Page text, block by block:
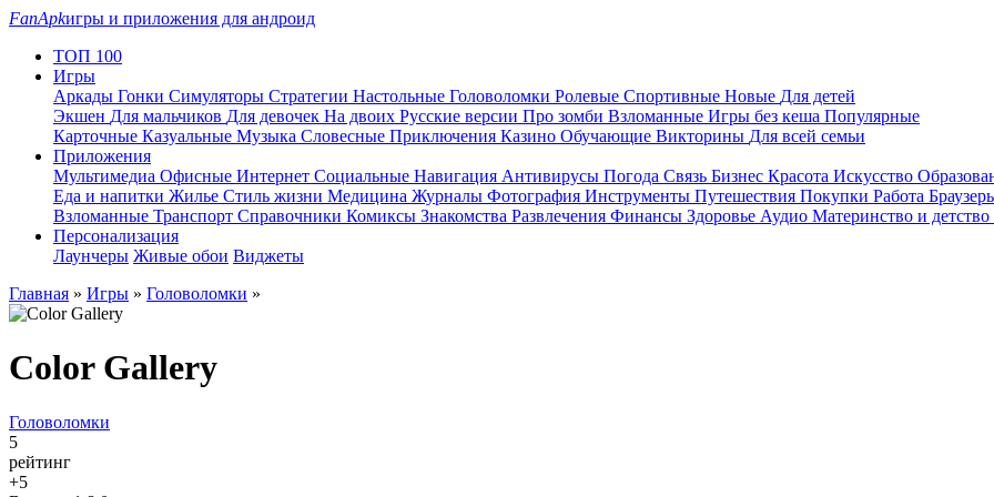
FanApkигры и приложения для андроид
ТОП 100
Игры
Аркады Гонки Симуляторы Стратегии Настольные Головоломки Ролевые Спортивные Новые Для детей
Экшен Для мальчиков Для девочек На двоих Русские версии Про зомби Взломанные Игры без кеша Популярные
Карточные Казуальные Музыка Словесные Приключения Казино Обучающие Викторины Для всей семьи
Приложения
Мультимедиа Офисные Интернет Социальные Навигация Антивирусы Погода Связь Бизнес Красота Искусство
Еда и напитки Жилье Стиль жизни Медицина Журналы Фотография Инструменты Путешествия Покупки Работа
Взломанные Транспорт Справочники Комиксы Знакомства Развлечения Финансы Здоровье Аудио Материнство и детство
Персонализация
Лаунчеры Живые обои Виджеты
Главная » Игры » Головоломки »
Color Gallery
Головоломки
5
рейтинг
+5